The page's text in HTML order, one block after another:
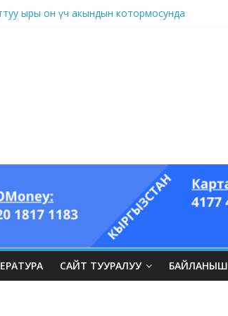
ыры он үч акындын котормосунда
САЙТ ТУУРАЛУУ БАЙЛАНЫШ